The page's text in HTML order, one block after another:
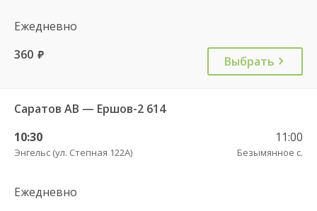
Ежедневно
360 руб. Выбрать
Саратов АВ — Ершов-2 614
10:30
Энгельс (ул. Степная 122А)
11:00
Безымянное с.
Ежедневно